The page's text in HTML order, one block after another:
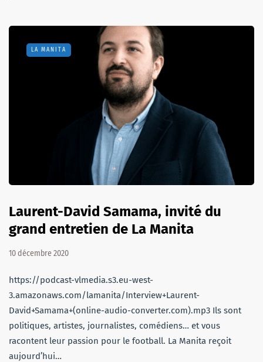
LA MANITA
Laurent-David Samama, invité du
grand entretien de La Manita
10 décembre 2020
https://podcast-vlmedia.s3.eu-west-
3.amazonaws.com/lamanita/Interview+Laurent-
David+Samama+(online-audio-converter.com).mp3 Ils sont
politiques, artistes, journalistes, comédiens… et vous
racontent leur passion pour le football. La Manita reçoit
aujourd’hui…